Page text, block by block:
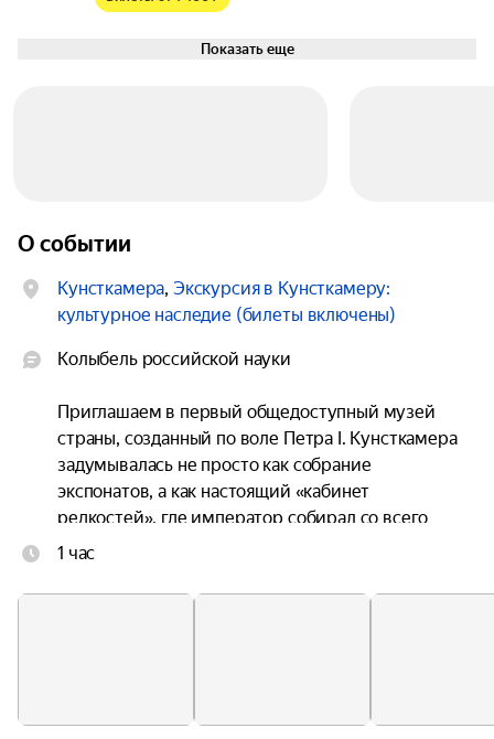
Показать еще
О событии
Кунсткамера, Экскурсия в Кунсткамеру:
культурное наследие (билеты включены)
Колыбель российской науки
Приглашаем в первый общедоступный музей
страны, созданный по воле Петра I. Кунсткамера
задумывалась не просто как собрание
экспонатов, а как настоящий «кабинет
редкостей», где император собирал со всего
света всё самое удивительное, загадочное и
Невы и сегодня хранит дыхание той эпохи. По
сюда делали свободным, а гостей угощали «для
1 час